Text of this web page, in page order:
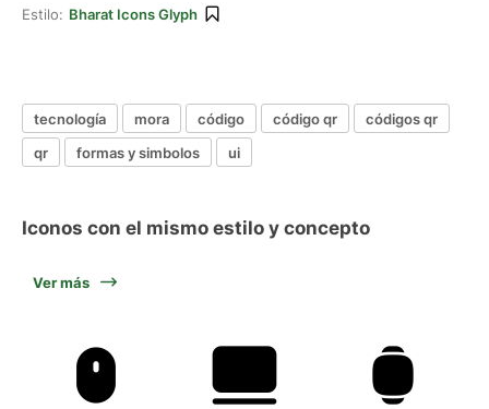
Estilo: Bharat Icons Glyph
tecnología mora código código qr
códigos qr
qr
formas y simbolos ui
Iconos con el mismo estilo y concepto
Ver más